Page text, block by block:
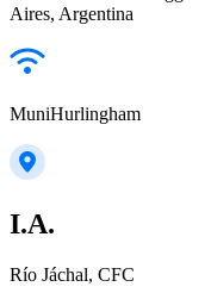
Aires, Argentina
MuniHurlingham
I.A.
Río Jáchal, CFC